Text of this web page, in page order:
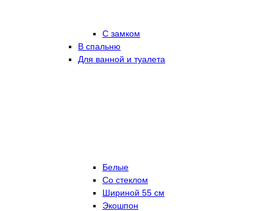
С замком
В спальню
Для ванной и туалета
Белые
Со стеклом
Шириной 55 см
Экошпон